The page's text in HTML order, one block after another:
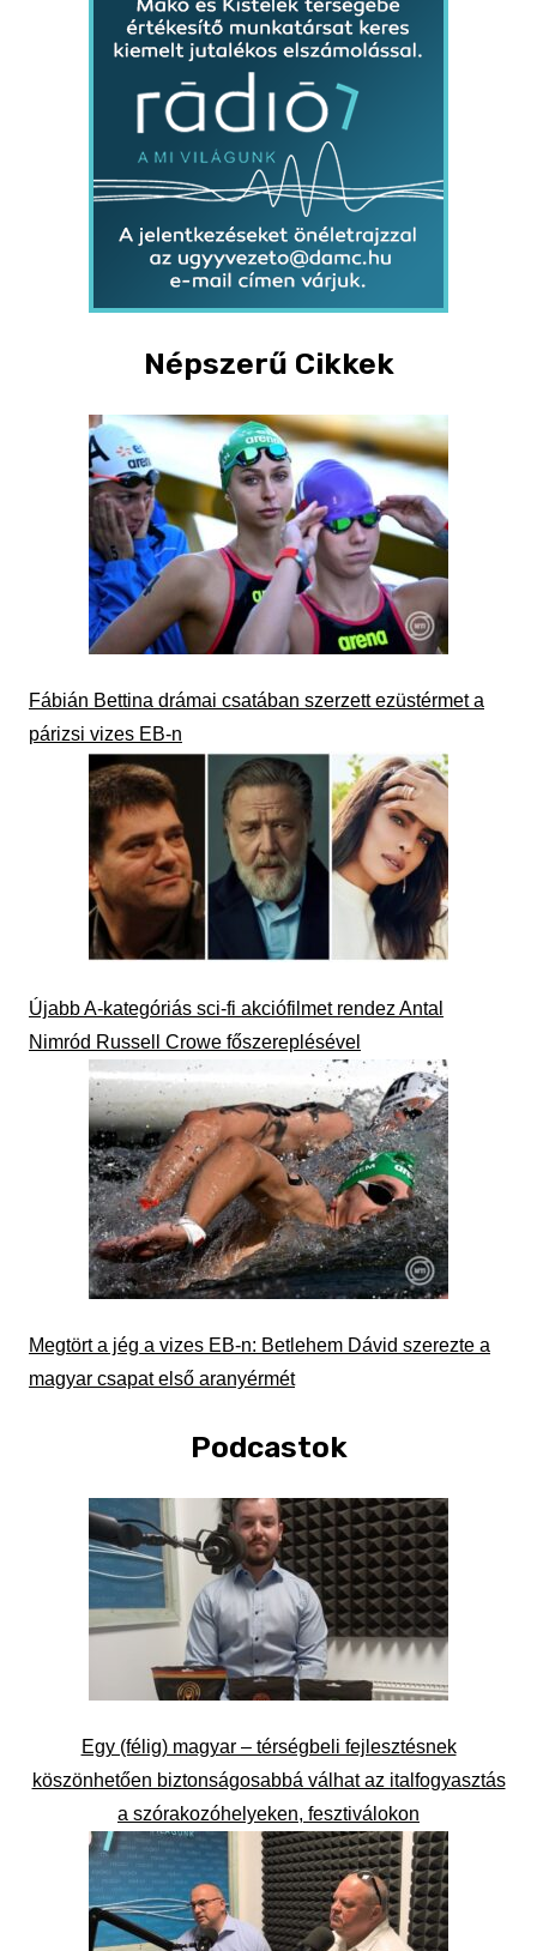
Népszerű Cikkek
Fábián Bettina drámai csatában szerzett ezüstérmet a
párizsi vizes EB-n
Újabb A-kategóriás sci-fi akciófilmet rendez Antal
Nimród Russell Crowe főszereplésével
Megtört a jég a vizes EB-n: Betlehem Dávid szerezte a
magyar csapat első aranyérmét
Podcastok
Egy (félig) magyar – térségbeli fejlesztésnek
köszönhetően biztonságosabbá válhat az italfogyasztás
a szórakozóhelyeken, fesztiválokon